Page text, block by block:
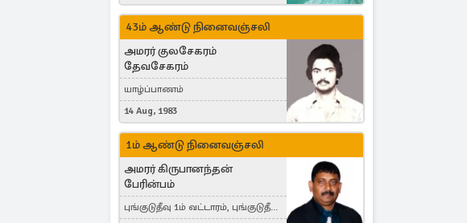
43ம் ஆண்டு நினைவஞ்சலி
அமரர் குலசேகரம்
தேவசேகரம்
யாழ்ப்பாணம்
14 Aug, 1983
1ம் ஆண்டு நினைவஞ்சலி
அமரர் கிருபானந்தன்
பேரின்பம்
புங்குடுதீவு 1ம் வட்டாரம், புங்குடுதீவு,